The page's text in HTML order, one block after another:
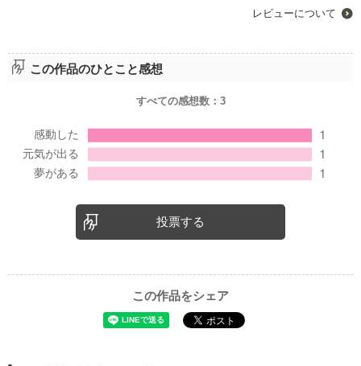
レビューについて
この作品のひとこと感想
すべての感想数： 3
投票する
この作品をシェア